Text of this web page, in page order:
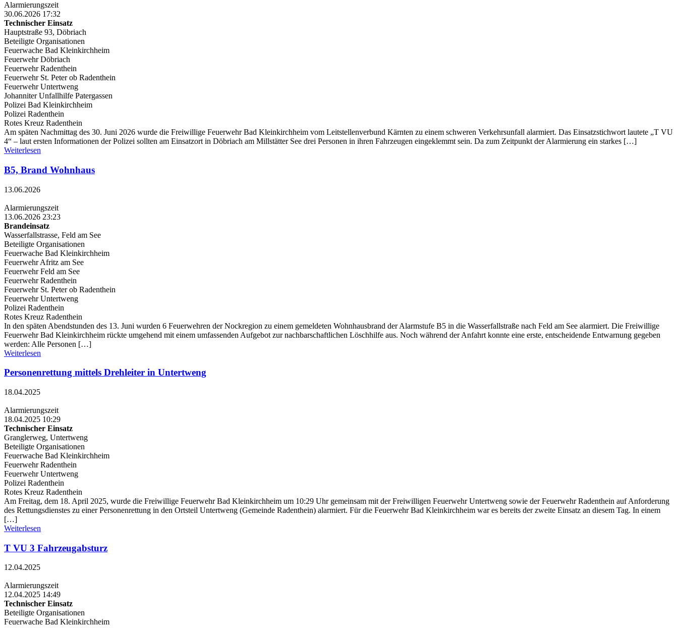
Alarmierungszeit
30.06.2026 17:32
Technischer Einsatz
Hauptstraße 93, Döbriach
Beteiligte Organisationen
Feuerwache Bad Kleinkirchheim
Feuerwehr Döbriach
Feuerwehr Radenthein
Feuerwehr St. Peter ob Radenthein
Feuerwehr Untertweng
Johanniter Unfallhilfe Patergassen
Polizei Bad Kleinkirchheim
Polizei Radenthein
Rotes Kreuz Radenthein
Am späten Nachmittag des 30. Juni 2026 wurde die Freiwillige Feuerwehr Bad Kleinkirchheim vom Leitstellenverbund Kärnten zu einem schweren Verkehrsunfall alarmiert. Das Einsatzstichwort lautete „T VU
4“ – laut ersten Informationen der Polizei sollten am Einsatzort in Döbriach am Millstätter See drei Personen in ihren Fahrzeugen eingeklemmt sein. Da zum Zeitpunkt der Alarmierung ein starkes […]
Weiterlesen
B5, Brand Wohnhaus
13.06.2026
Alarmierungszeit
13.06.2026 23:23
Brandeinsatz
Wasserfallstrasse, Feld am See
Beteiligte Organisationen
Feuerwache Bad Kleinkirchheim
Feuerwehr Afritz am See
Feuerwehr Feld am See
Feuerwehr Radenthein
Feuerwehr St. Peter ob Radenthein
Feuerwehr Untertweng
Polizei Radenthein
Rotes Kreuz Radenthein
In den späten Abendstunden des 13. Juni wurden 6 Feuerwehren der Nockregion zu einem gemeldeten Wohnhausbrand der Alarmstufe B5 in die Wasserfallstraße nach Feld am See alarmiert. Die Freiwillige
Feuerwehr Bad Kleinkirchheim rückte umgehend mit einem umfassenden Aufgebot zur nachbarschaftlichen Löschhilfe aus. Noch während der Anfahrt konnte eine erste, entscheidende Entwarnung gegeben
werden: Alle Personen […]
Weiterlesen
Personenrettung mittels Drehleiter in Untertweng
18.04.2025
Alarmierungszeit
18.04.2025 10:29
Technischer Einsatz
Granglerweg, Untertweng
Beteiligte Organisationen
Feuerwache Bad Kleinkirchheim
Feuerwehr Radenthein
Feuerwehr Untertweng
Polizei Radenthein
Rotes Kreuz Radenthein
Am Freitag, dem 18. April 2025, wurde die Freiwillige Feuerwehr Bad Kleinkirchheim um 10:29 Uhr gemeinsam mit der Freiwilligen Feuerwehr Untertweng sowie der Feuerwehr Radenthein auf Anforderung
des Rettungsdienstes zu einer Personenrettung in den Ortsteil Untertweng (Gemeinde Radenthein) alarmiert. Für die Feuerwehr Bad Kleinkirchheim war es bereits der zweite Einsatz an diesem Tag. In einem
[…]
Weiterlesen
T VU 3 Fahrzeugabsturz
12.04.2025
Alarmierungszeit
12.04.2025 14:49
Technischer Einsatz
Beteiligte Organisationen
Feuerwache Bad Kleinkirchheim